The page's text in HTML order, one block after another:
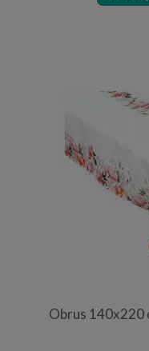
Obrus 140x220